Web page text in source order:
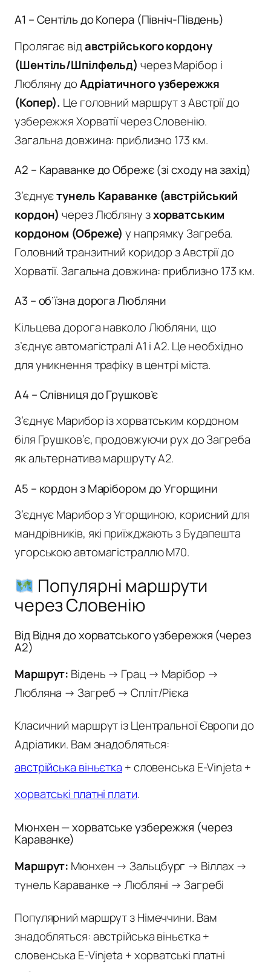
A1 – Сентіль до Копера (Північ-Південь)
Пролягає відавстрійського кордону
(Шентіль/Шпілфельд) через Марібор і
Любляну доАдріатичного узбережжя
(Копер). Це головний маршрут з Австрії до
узбережжя Хорватії через Словенію.
Загальна довжина: приблизно 173 км.
A2 – Караванке до Обрежє (зі сходу на захід)
З’єднуєтунель Караванке (австрійський
кордон) через Любляну зхорватським
кордоном (Обреже) у напрямку Загреба.
Головний транзитний коридор з Австрії до
Хорватії. Загальна довжина: приблизно 173 км.
A3 – об’їзна дорога Любляни
Кільцева дорога навколо Любляни, що
з’єднує автомагістралі A1 і A2. Це необхідно
для уникнення трафіку в центрі міста.
A4 – Слівниця до Грушков’є
З’єднує Марибор із хорватським кордоном
біля Грушков’є, продовжуючи рух до Загреба
як альтернатива маршруту A2.
A5 – кордон з Марібором до Угорщини
З’єднує Марибор з Угорщиною, корисний для
мандрівників, які приїжджають з Будапешта
угорською автомагістраллю M70.
Популярні маршрути
через Словенію
Від Відня до хорватського узбережжя (через
A2)
Маршрут: Відень → Грац → Марібор →
Любляна → Загреб → Спліт/Рієка
Класичний маршрут із Центральної Європи до
Адріатики. Вам знадобляться:
австрійська віньєтка + словенська E-Vinjeta +
хорватські платні плати.
Мюнхен — хорватське узбережжя (через
Караванке)
Маршрут: Мюнхен → Зальцбург → Віллах →
тунель Караванке → Любляні → Загребі
Популярний маршрут з Німеччини. Вам
знадобляться: австрійська віньєтка +
словенська E-Vinjeta + хорватські платні